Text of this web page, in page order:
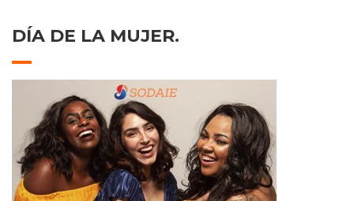
DÍA DE LA MUJER.